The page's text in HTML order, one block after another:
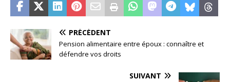
PRÉCÉDENT
Pension alimentaire entre époux : connaître et
défendre vos droits
SUIVANT